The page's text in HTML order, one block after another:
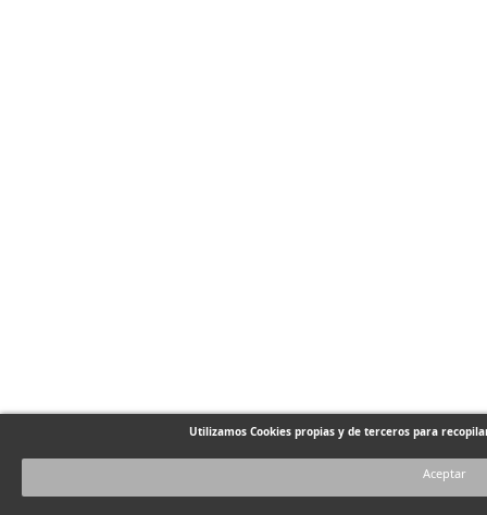
Utilizamos Cookies propias y de terceros para
Aceptar